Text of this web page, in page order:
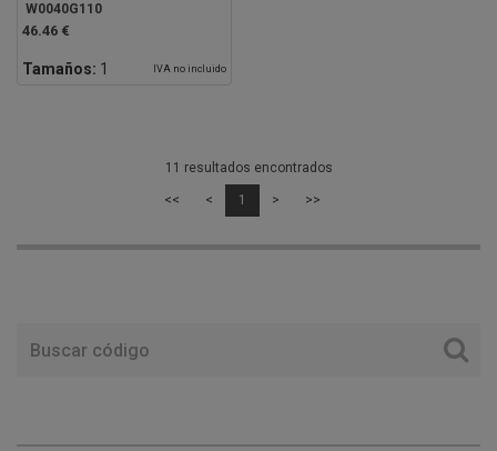
W0040G110
46.46 €
Tamaños: 1 IVA no incluido
11 resultados encontrados
<< < 1 > >>